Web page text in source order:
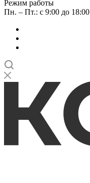
Режим работы
Пн. – Пт.: с 9:00 до 18:00